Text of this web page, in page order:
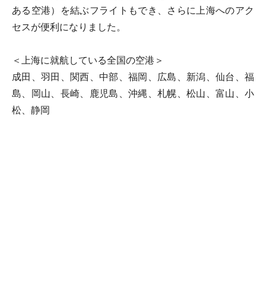
ある空港）を結ぶフライトもでき、さらに上海へのアク
セスが便利になりました。
＜上海に就航している全国の空港＞
成田、羽田、関西、中部、福岡、広島、新潟、仙台、福
島、岡山、長崎、鹿児島、沖縄、札幌、松山、富山、小
松、静岡